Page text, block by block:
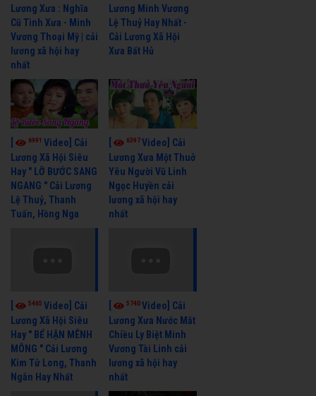
Lương Xưa : Nghĩa
Cũ Tình Xưa - Minh
Vương Thoại Mỹ | cải
lương xã hội hay
nhất
Lương Minh Vương
Lệ Thuỷ Hay Nhất -
Cải Lương Xã Hội
Xưa Bất Hủ
6991 Video] Cải
Lương Xã Hội Siêu
Hay " LỠ BƯỚC SANG
NGANG " Cải Lương
Lệ Thuỷ, Thanh
Tuấn, Hồng Nga
6397Video] Cải
Lương Xưa Một Thuở
Yêu Người Vũ Linh
Ngọc Huyền cải
lương xã hội hay
nhất
5465 Video] Cải
Lương Xã Hội Siêu
Hay " BỂ HẬN MÊNH
MÔNG " Cải Lương
Kim Tử Long, Thanh
Ngân Hay Nhất
5740Video] Cải
Lương Xưa Nước Mắt
Chiều Ly Biệt Minh
Vương Tài Linh cải
lương xã hội hay
nhất